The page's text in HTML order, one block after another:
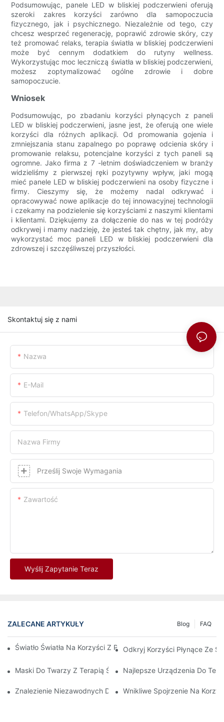
Podsumowując, panele LED w bliskiej podczerwieni oferują
szeroki zakres korzyści zarówno dla samopoczucia
fizycznego, jak i psychicznego. Niezależnie od tego, czy
chcesz wesprzeć regenerację, poprawić zdrowie skóry, czy
też promować relaks, terapia światła w bliskiej podczerwieni
może być cennym dodatkiem do rutyny wellness.
Wykorzystując moc leczniczą światła w bliskiej podczerwieni,
możesz zoptymalizować ogólne zdrowie i dobre
samopoczucie.
Wniosek
Podsumowując, po zbadaniu korzyści płynących z paneli
LED w bliskiej podczerwieni, jasne jest, że oferują one wiele
korzyści dla różnych aplikacji. Od promowania gojenia i
zmniejszania stanu zapalnego po poprawę odcienia skóry i
promowanie relaksu, potencjalne korzyści z tych paneli są
ogromne. Jako firma z 7 -letnim doświadczeniem w branży
widzieliśmy z pierwszej ręki pozytywny wpływ, jaki mogą
mieć panele LED w bliskiej podczerwieni na osoby fizyczne i
firmy. Cieszymy się, że możemy nadal odkrywać i
opracowywać nowe aplikacje do tej innowacyjnej technologii
i czekamy na podzielenie się korzyściami z naszymi klientami
i klientami. Dziękujemy za dołączenie do nas w tej podróży
odkrywej i mamy nadzieję, że jesteś tak chętny, jak my, aby
wykorzystać moc paneli LED w bliskiej podczerwieni dla
zdrowszej i szczęśliwszej przyszłości.
Skontaktuj się z nami
Nazwa
E-Mail
Telefon/WhatsApp/Skype
Nazwa Firmy
Prześlij Swoje Wymagania
Zawartość
Wyślij Zapytanie Teraz
ZALECANE ARTYKUŁY FAQ
Blog
Światło Światła Na Korzyści Z Paneli LED W Bliskiej
Odkryj Korzyści Płynące Ze
Maski Do Twarzy Z Terapią Światłem Czerwonym:
Najlepsze Urządzenia Do
Znalezienie Niezawodnych Dostawców Terapii Światłem
Wnikliwe Spojrzenie Na